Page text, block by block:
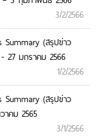
3/2/2566
Summary (สรุปข่าว
27 มกราคม 2566
1/2/2566
Summary (สรุปข่าว
าคม 2565
3/1/2566